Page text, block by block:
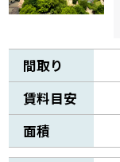
間取り
賃料目安
面積